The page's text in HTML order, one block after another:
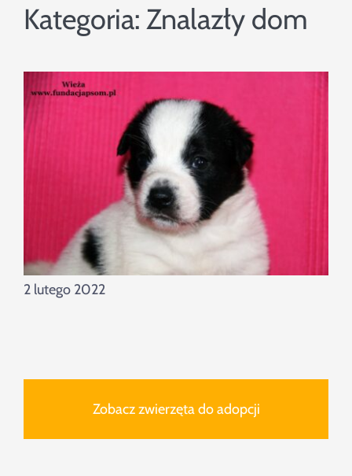
Kategoria: Znalazły dom
2 lutego 2022
Zobacz zwierzęta do adopcji